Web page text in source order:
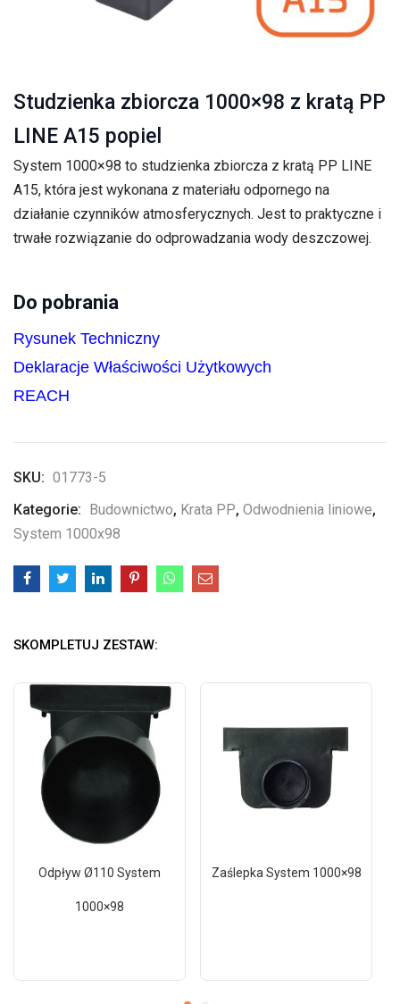
Studzienka zbiorcza 1000×98 z kratą PP
LINE A15 popiel
System 1000×98 to studzienka zbiorcza z kratą PP LINE
A15, która jest wykonana z materiału odpornego na
działanie czynników atmosferycznych. Jest to praktyczne i
trwałe rozwiązanie do odprowadzania wody deszczowej.
Do pobrania
Rysunek Techniczny
Deklaracje Właściwości Użytkowych
REACH
SKU: 01773-5
Kategorie: Budownictwo, Krata PP, Odwodnienia liniowe,
System 1000x98
SKOMPLETUJ ZESTAW:
Odpływ Ø110 System
1000×98
Zaślepka System 1000×98